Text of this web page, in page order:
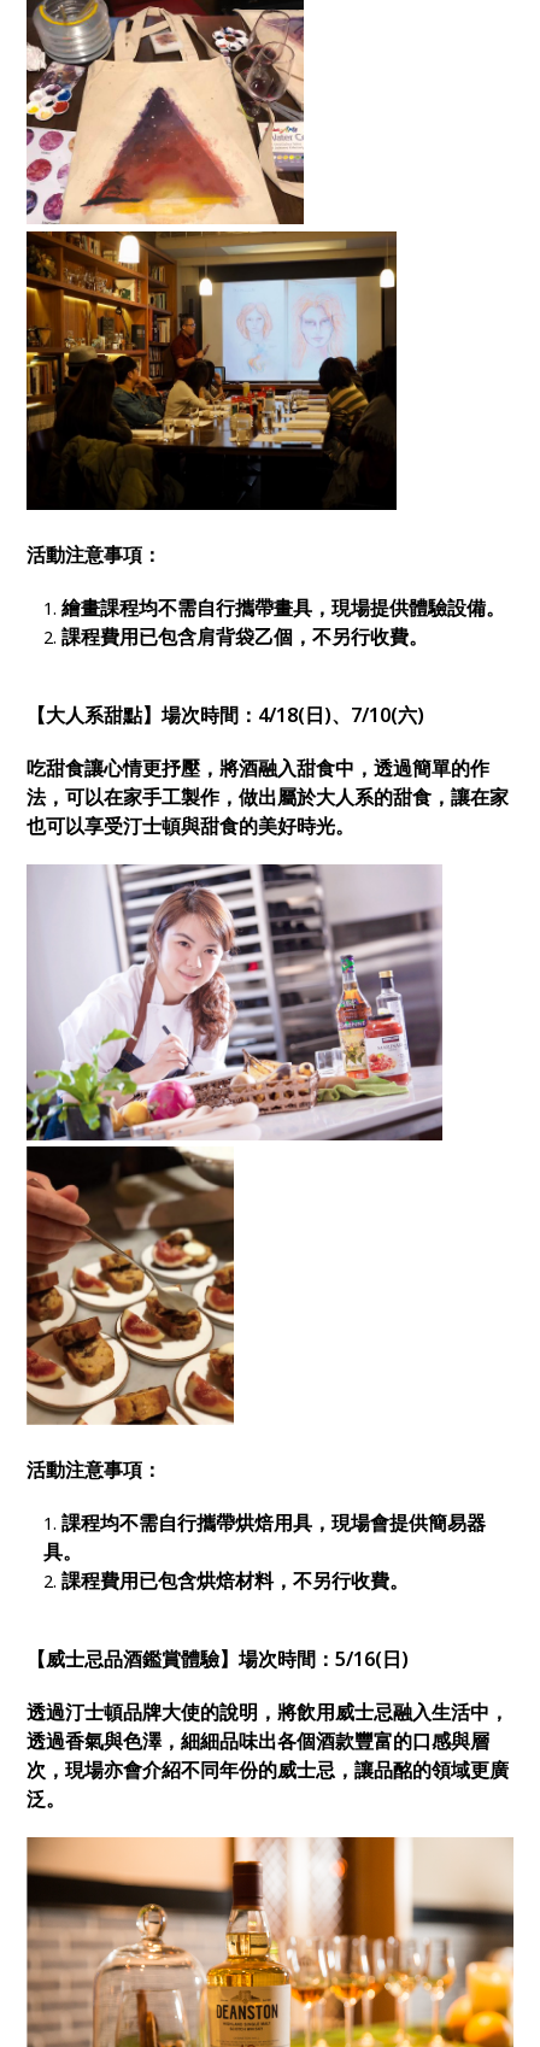
活動注意事項：
繪畫課程均不需自行攜帶畫具，現場提供體驗設備。
課程費用已包含肩背袋乙個，不另行收費。
【大人系甜點】場次時間：4/18(日)、7/10(六)
吃甜食讓心情更抒壓，將酒融入甜食中，透過簡單的作
法，可以在家手工製作，做出屬於大人系的甜食，讓在家
也可以享受汀士頓與甜食的美好時光。
活動注意事項：
課程均不需自行攜帶烘焙用具，現場會提供簡易器
具。
課程費用已包含烘焙材料，不另行收費。
【威士忌品酒鑑賞體驗】場次時間：5/16(日)
透過汀士頓品牌大使的說明，將飲用威士忌融入生活中，
透過香氣與色澤，細細品味出各個酒款豐富的口感與層
次，現場亦會介紹不同年份的威士忌，讓品酩的領域更廣
泛。